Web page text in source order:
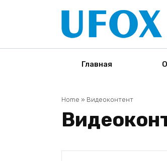
Главная
Home » Видеоконтент